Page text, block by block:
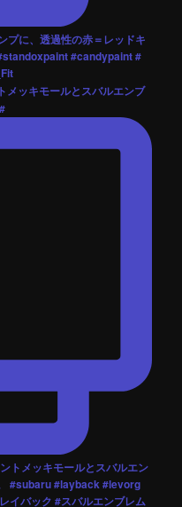
メッキモールとスバルエンブ